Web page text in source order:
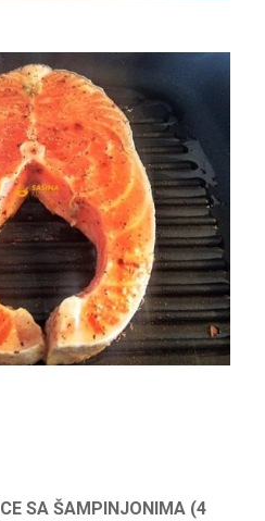
SA ŠAMPINJONIMA (4